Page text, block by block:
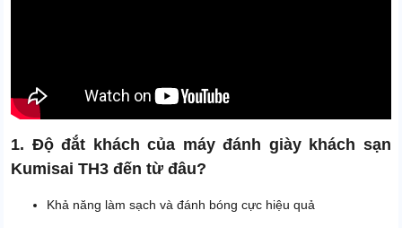
1. Độ đắt khách của máy đánh giày khách sạn
Kumisai TH3 đến từ đâu?
Khả năng làm sạch và đánh bóng cực hiệu quả